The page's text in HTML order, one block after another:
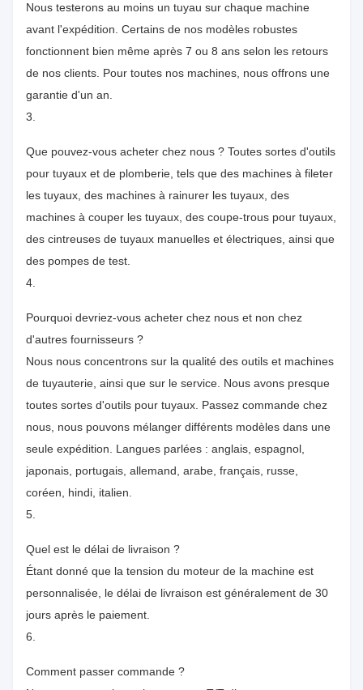
Nous testerons au moins un tuyau sur chaque machine
avant l'expédition. Certains de nos modèles robustes
fonctionnent bien même après 7 ou 8 ans selon les retours
de nos clients. Pour toutes nos machines, nous offrons une
garantie d'un an.
3.
Que pouvez-vous acheter chez nous ? Toutes sortes d'outils
pour tuyaux et de plomberie, tels que des machines à fileter
les tuyaux, des machines à rainurer les tuyaux, des
machines à couper les tuyaux, des coupe-trous pour tuyaux,
des cintreuses de tuyaux manuelles et électriques, ainsi que
des pompes de test.
4.
Pourquoi devriez-vous acheter chez nous et non chez
d'autres fournisseurs ?
Nous nous concentrons sur la qualité des outils et machines
de tuyauterie, ainsi que sur le service. Nous avons presque
toutes sortes d'outils pour tuyaux. Passez commande chez
nous, nous pouvons mélanger différents modèles dans une
seule expédition. Langues parlées : anglais, espagnol,
japonais, portugais, allemand, arabe, français, russe,
coréen, hindi, italien.
5.
Quel est le délai de livraison ?
Étant donné que la tension du moteur de la machine est
personnalisée, le délai de livraison est généralement de 30
jours après le paiement.
6.
Comment passer commande ?